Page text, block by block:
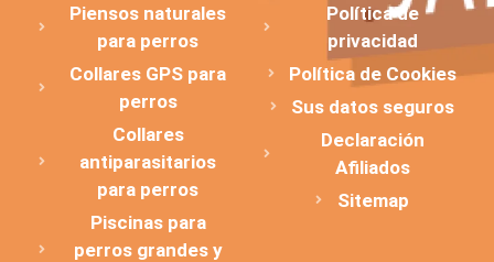
Piensos naturales
para perros
Collares GPS para
perros
Collares
antiparasitarios
para perros
Piscinas para
perros grandes y
Política de
privacidad
Política de Cookies
Sus datos seguros
Declaración
Afiliados
Sitemap